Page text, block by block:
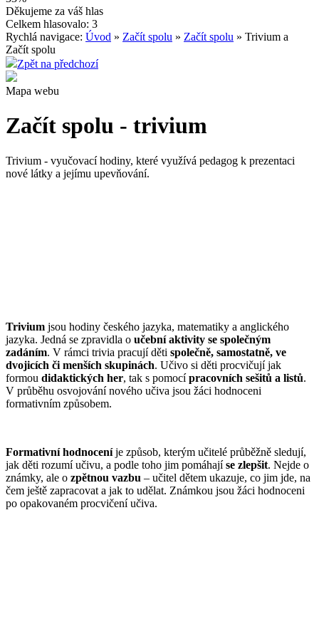
Děkujeme za váš hlas
Celkem hlasovalo: 3
Rychlá navigace: Úvod » Začít spolu » Začít spolu » Trivium a
Začít spolu
Zpět na předchozí
Mapa webu
Začít spolu - trivium
Trivium - vyučovací hodiny, které využívá pedagog k prezentaci
nové látky a jejímu upevňování.
Trivium jsou hodiny českého jazyka, matematiky a anglického
jazyka. Jedná se zpravidla o učební aktivity se společným
zadáním. V rámci trivia pracují děti společně, samostatně, ve
dvojicích či menších skupinách. Učivo si děti procvičují jak
formou didaktických her, tak s pomocípracovních sešitů a listů.
V průběhu osvojování nového učiva jsou žáci hodnoceni
formativním způsobem.
Formativní hodnoceníje způsob, kterým učitelé průběžně sledují,
jak děti rozumí učivu, a podle toho jim pomáhajíse zlepšit. Nejde o
známky, ale o zpětnou vazbu – učitel dětem ukazuje, co jim jde, na
čem ještě zapracovat a jak to udělat. Známkou jsou žáci hodnoceni
po opakovaném procvičení učiva.